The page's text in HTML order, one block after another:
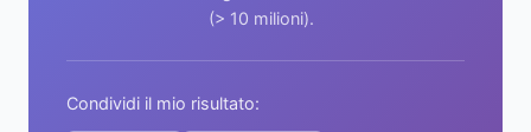
(> 10 milioni).
Condividi il mio risultato: